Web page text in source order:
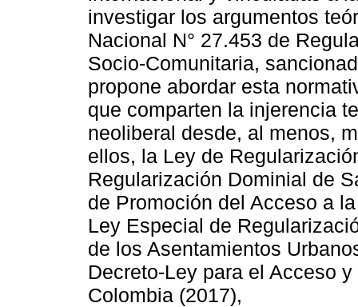
investigar los argumentos
Nacional N° 27.453 de
Socio-Comunitaria,
propone abordar esta
que comparten la injerencia
neoliberal desde, al menos,
ellos, la Ley de
Regularización Dominial de
de Promoción del Acceso a
Ley Especial de
de los Asentamientos
Decreto-Ley para el Acceso
Colombia (2017),